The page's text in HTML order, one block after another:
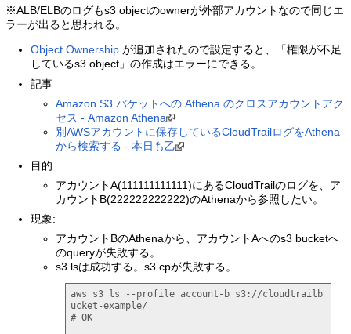
※ALB/ELBのログもs3 objectのownerが外部アカウントなので同じエ
ラーが出ると思われる。
Object Ownership が追加されたので設定すると、「権限が不足
しているs3 object」の作成はエラーにできる。
記事
Amazon S3 バケットへの Athena のクロスアカウントアク
セス - Amazon Athena
別AWSアカウントに保存しているCloudTrailログをAthena
から検索する - 本日も乙
目的
アカウントA(111111111111)にあるCloudTrailのログを、ア
カウントB(222222222222)のAthenaから参照したい。
現象:
アカウントBのAthenaから、アカウントAへのs3 bucketへ
のqueryが失敗する。
s3 lsは成功する。s3 cpが失敗する。
aws s3 ls --profile account-b s3://cloudtrailb
ucket-example/
# OK